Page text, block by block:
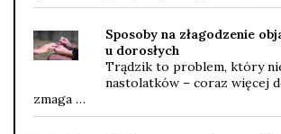
Sposoby na złagodzenie
u dorosłych
Trądzik to problem, który
nastolatków – coraz więcej
zmaga …